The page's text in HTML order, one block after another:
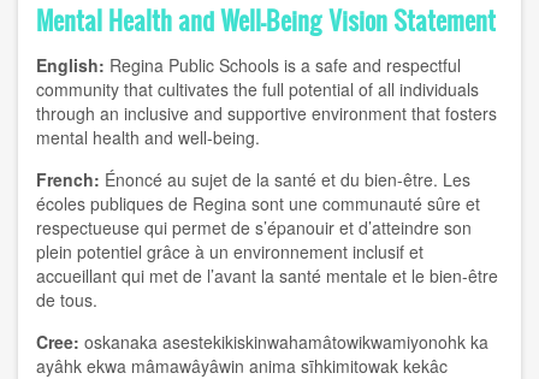
Mental Health and Well-Being Vision Statement
English: Regina Public Schools is a safe and respectful
community that cultivates the full potential of all individuals
through an inclusive and supportive environment that fosters
mental health and well-being.
French: Énoncé au sujet de la santé et du bien-être. Les
écoles publiques de Regina sont une communauté sûre et
respectueuse qui permet de s’épanouir et d’atteindre son
plein potentiel grâce à un environnement inclusif et
accueillant qui met de l’avant la santé mentale et le bien-être
de tous.
Cree: oskanaka asestekikiskinwahamâtowikwamiyonohk ka
ayâhk ekwa mâmawâyâwin anima sīhkimitowak kekâc